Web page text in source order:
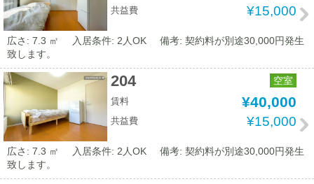
共益費 ¥15,000
広さ: 7.3 ㎡ 入居条件: 2人OK
備考: 契約料が別途30,000円発生
致します。
204 空室
賃料 ¥40,000
共益費 ¥15,000
広さ: 7.3 ㎡ 入居条件: 2人OK
備考: 契約料が別途30,000円発生
致します。